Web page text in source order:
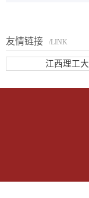
友情链接 /LINK
江西理工